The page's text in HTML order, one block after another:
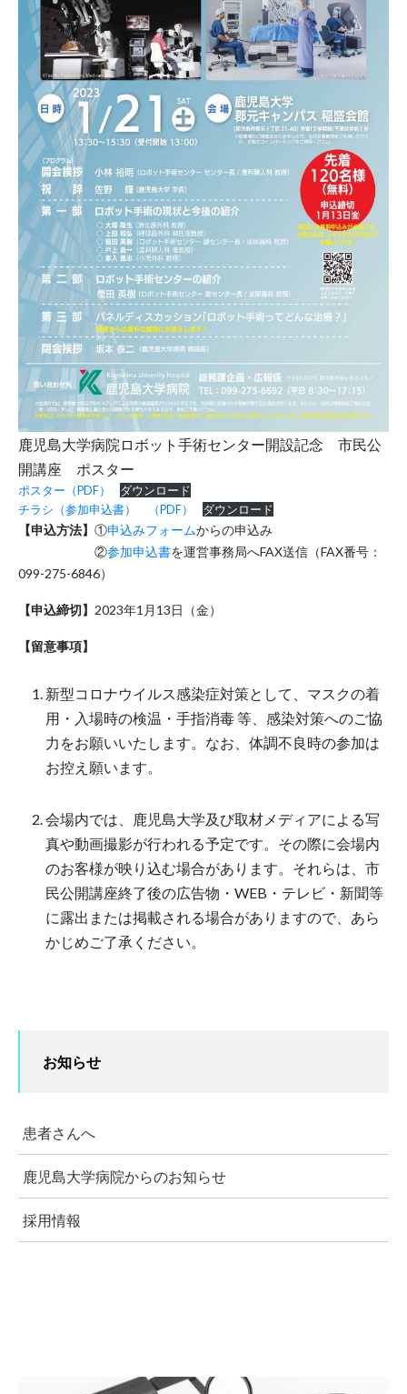
鹿児島大学病院ロボット手術センター開設記念 市民公
開講座 ポスター
ポスター（PDF）
ダウンロード
チラシ（参加申込書） （PDF）
ダウンロード
【申込方法】 ①申込みフォームからの申込み
②参加申込書を運営事務局へFAX送信（FAX番号：
099-275-6846）
【申込締切】 2023年1月13日（金）
【留意事項】
新型コロナウイルス感染症対策として、マスクの着
用・入場時の検温・手指消毒 等、感染対策へのご協
力をお願いいたします。なお、体調不良時の参加は
お控え願います。
会場内では、鹿児島大学及び取材メディアによる写
真や動画撮影が行われる予定です。その際に会場内
のお客様が映り込む場合があります。それらは、市
民公開講座終了後の広告物・WEB・テレビ・新聞等
に露出または掲載される場合がありますので、あら
かじめご了承ください。
お知らせ
患者さんへ
鹿児島大学病院からのお知らせ
採用情報